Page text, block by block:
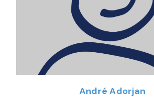
André Adorjan